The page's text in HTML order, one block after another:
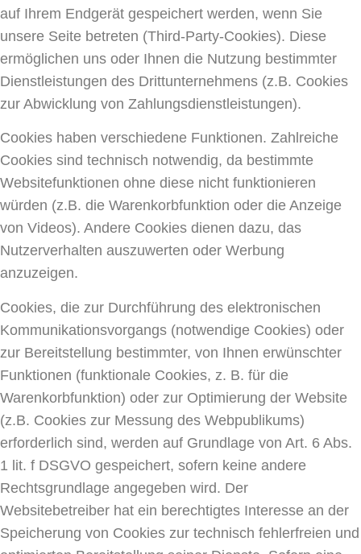
auf Ihrem Endgerät gespeichert werden, wenn Sie
unsere Seite betreten (Third-Party-Cookies). Diese
ermöglichen uns oder Ihnen die Nutzung bestimmter
Dienstleistungen des Drittunternehmens (z.B. Cookies
zur Abwicklung von Zahlungsdienstleistungen).
Cookies haben verschiedene Funktionen. Zahlreiche
Cookies sind technisch notwendig, da bestimmte
Websitefunktionen ohne diese nicht funktionieren
würden (z.B. die Warenkorbfunktion oder die Anzeige
von Videos). Andere Cookies dienen dazu, das
Nutzerverhalten auszuwerten oder Werbung
anzuzeigen.
Cookies, die zur Durchführung des elektronischen
Kommunikationsvorgangs (notwendige Cookies) oder
zur Bereitstellung bestimmter, von Ihnen erwünschter
Funktionen (funktionale Cookies, z. B. für die
Warenkorbfunktion) oder zur Optimierung der Website
(z.B. Cookies zur Messung des Webpublikums)
erforderlich sind, werden auf Grundlage von Art. 6 Abs.
1 lit. f DSGVO gespeichert, sofern keine andere
Rechtsgrundlage angegeben wird. Der
Websitebetreiber hat ein berechtigtes Interesse an der
Speicherung von Cookies zur technisch fehlerfreien und